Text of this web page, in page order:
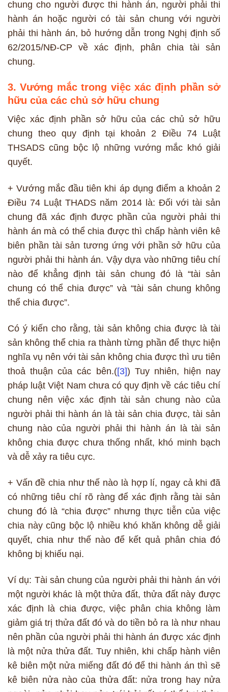
chung cho người được thi hành án, người phải thi
hành án hoặc người có tài sản chung với người
phải thi hành án, bỏ hướng dẫn trong Nghị định số
62/2015/NĐ-CP về xác định, phân chia tài sản
chung.
3. Vướng mắc trong việc xác định phần sở
hữu của các chủ sở hữu chung
Việc xác định phần sở hữu của các chủ sở hữu
chung theo quy định tại khoản 2 Điều 74 Luật
THSADS cũng bộc lộ những vướng mắc khó giải
quyết.
+ Vướng mắc đầu tiên khi áp dụng điểm a khoản 2
Điều 74 Luật THADS năm 2014 là: Đối với tài sản
chung đã xác định được phần của người phải thi
hành án mà có thể chia được thì chấp hành viên kê
biên phần tài sản tương ứng với phần sở hữu của
người phải thi hành án. Vậy dựa vào những tiêu chí
nào để khẳng định tài sản chung đó là “tài sản
chung có thể chia được” và “tài sản chung không
thể chia được”.
Có ý kiến cho rằng, tài sản không chia được là tài
sản không thể chia ra thành từng phần để thực hiện
nghĩa vụ nên với tài sản không chia được thì ưu tiên
thoả thuận của các bên.([3]) Tuy nhiên, hiện nay
pháp luật Việt Nam chưa có quy định về các tiêu chí
chung nên việc xác định tài sản chung nào của
người phải thi hành án là tài sản chia được, tài sản
chung nào của người phải thi hành án là tài sản
không chia được chưa thống nhất, khó minh bạch
và dễ xảy ra tiêu cực.
+ Vấn đề chia như thế nào là hợp lí, ngay cả khi đã
có những tiêu chí rõ ràng để xác định rằng tài sản
chung đó là “chia được” nhưng thực tiễn của việc
chia này cũng bộc lộ nhiều khó khăn không dễ giải
quyết, chia như thế nào để kết quả phân chia đó
không bị khiếu nại.
Ví dụ: Tài sản chung của người phải thi hành án với
một người khác là một thửa đất, thửa đất này được
xác định là chia được, việc phân chia không làm
giảm giá trị thửa đất đó và do tiền bỏ ra là như nhau
nên phần của người phải thi hành án được xác định
là một nửa thửa đất. Tuy nhiên, khi chấp hành viên
kê biên một nửa miếng đất đó để thi hành án thì sẽ
kê biên nửa nào của thửa đất: nửa trong hay nửa